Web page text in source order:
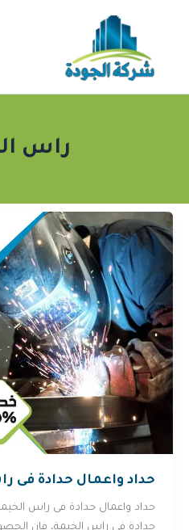
راس
حداد واعمال حدادة فى
حداد واعمال حدادة فى راس